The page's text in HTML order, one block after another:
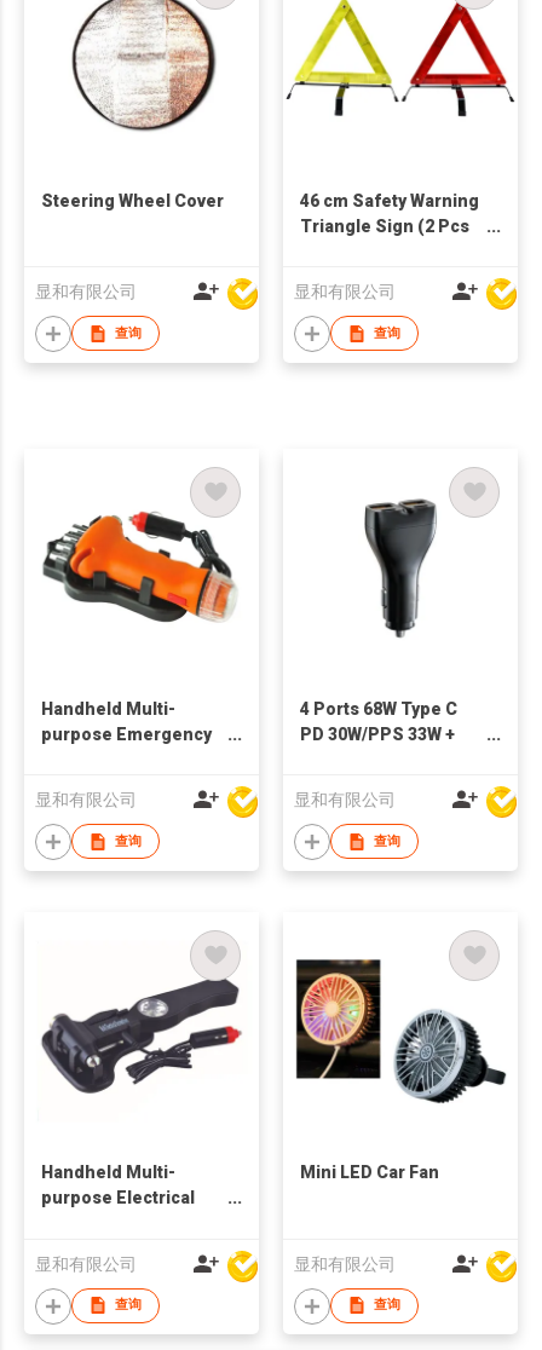
Steering Wheel Cover
显和有限公司
查询
46 cm Safety Warning
Triangle Sign (2 Pcs
显和有限公司
查询
Handheld Multi-
purpose Emergency
显和有限公司
查询
4 Ports 68W Type C
PD 30W/PPS 33W +
Charger
显和有限公司
查询
Handheld Multi-
purpose Electrical
显和有限公司
查询
Mini LED Car Fan
显和有限公司
查询